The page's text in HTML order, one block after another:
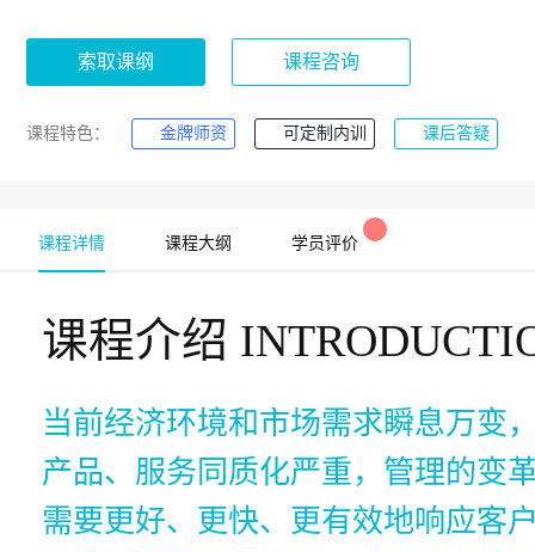
索取课纲 课程咨询
课程特色： 金牌师资 可定制内训 课后答疑
课程详情 课程大纲 学员评价
课程介绍
当前经济环境和市场需求瞬息万变
产品、服务同质化严重，管理的变
需要更好、更快、更有效地响应客